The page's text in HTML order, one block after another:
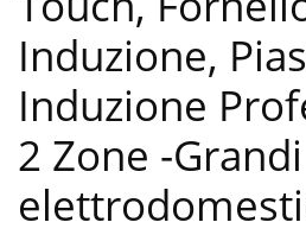
Induzione,
Induzione
2 Zone -Grandi